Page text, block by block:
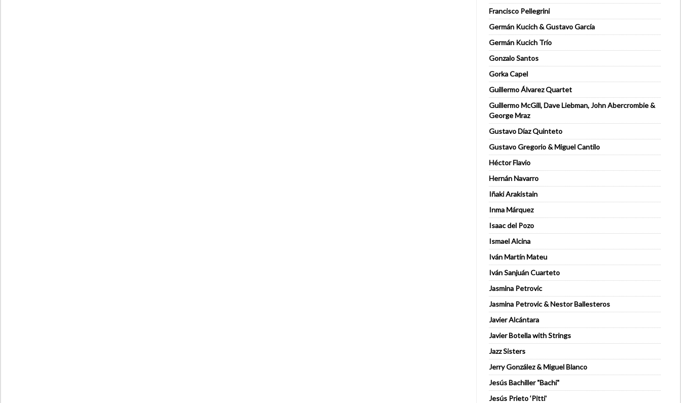
Francisco Pellegrini
Germán Kucich & Gustavo García
Germán Kucich Trío
Gonzalo Santos
Gorka Capel
Guillermo Álvarez Quartet
Guillermo McGill, Dave Liebman, John Abercrombie &
George Mraz
Gustavo Díaz Quinteto
Gustavo Gregorio & Miguel Cantilo
Héctor Flavio
Hernán Navarro
Iñaki Arakistain
Inma Márquez
Isaac del Pozo
Ismael Alcina
Iván Martín Mateu
Iván Sanjuán Cuarteto
Jasmina Petrovic
Jasmina Petrovic & Nestor Ballesteros
Javier Alcántara
Javier Botella with Strings
Jazz Sisters
Jerry González & Miguel Blanco
Jesús Bachiller "Bachi"
Jesús Prieto ‘Pitti'